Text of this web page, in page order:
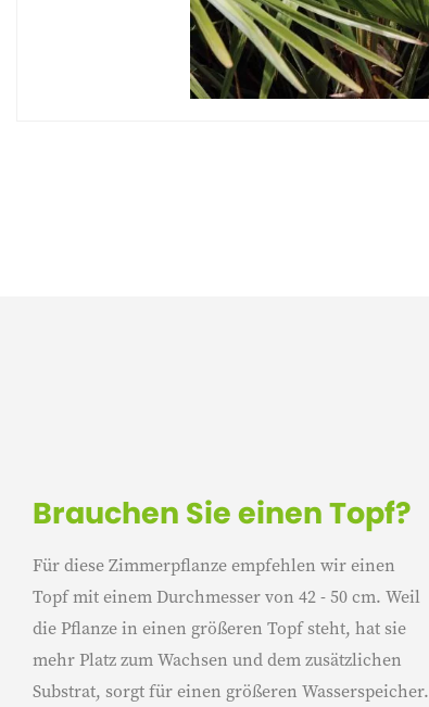
Brauchen Sie einen Topf?
Für diese Zimmerpflanze empfehlen wir einen
Topf mit einem Durchmesser von 42 - 50 cm. Weil
die Pflanze in einen größeren Topf steht, hat sie
mehr Platz zum Wachsen und dem zusätzlichen
Substrat, sorgt für einen größeren Wasserspeicher.